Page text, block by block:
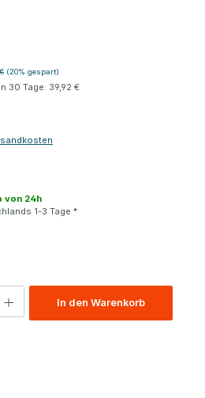
Preis:
(20% gespart)
30 Tage: 39,92 €
von 24h
1-3 Tage *
In den Warenkorb